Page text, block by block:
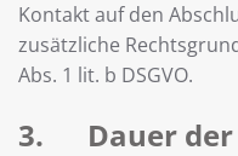
Kontakt auf den
zusätzliche
Abs. 1 lit. b DSGVO.
3. Dauer der